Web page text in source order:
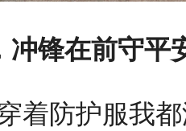
冲锋在前守平
着防护服我